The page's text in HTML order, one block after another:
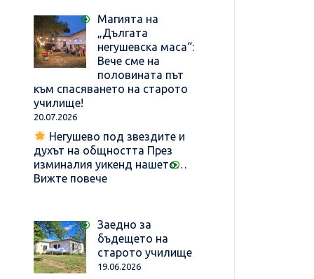
целта
Магията на
„Дългата
негушевска маса“:
Вече сме на
половината път
към спасяването на старото
училище!
20.07.2026
Негушево под звездите и
духът на общността През
изминалия уикенд нашето…
Вижте повече:
„Дългата
негушевска
маса“:
Вече
Заедно за
бъдещето на
старото училище
19.06.2026